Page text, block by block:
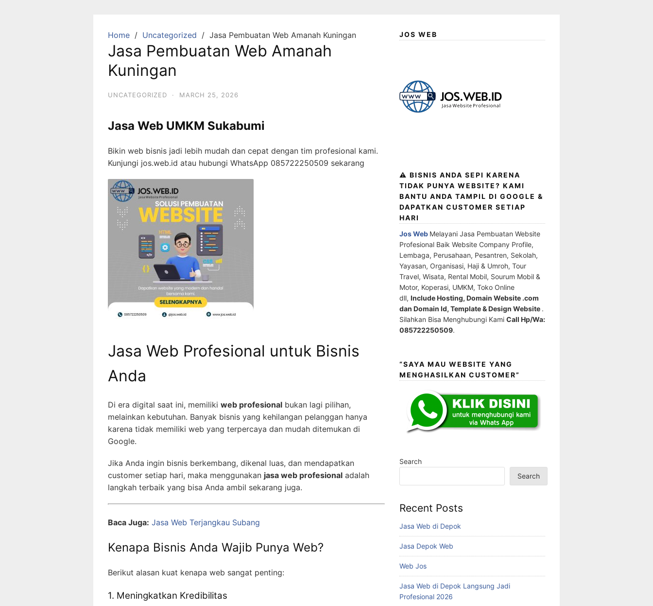
Home Uncategorized Jasa Pembuatan Web Amanah Kuningan
Jasa Pembuatan Web Amanah
Kuningan
UNCATEGORIZED · MARCH 25, 2026
Jasa Web UMKM Sukabumi
Bikin web bisnis jadi lebih mudah dan cepat dengan tim profesional kami.
Kunjungi jos.web.id atau hubungi WhatsApp 085722250509 sekarang
Jasa Web Profesional untuk Bisnis
Anda
Di era digital saat ini, memiliki web profesional bukan lagi pilihan,
melainkan kebutuhan. Banyak bisnis yang kehilangan pelanggan hanya
karena tidak memiliki web yang terpercaya dan mudah ditemukan di
Google.
Jika Anda ingin bisnis berkembang, dikenal luas, dan mendapatkan
customer setiap hari, maka menggunakan jasa web profesional adalah
langkah terbaik yang bisa Anda ambil sekarang juga.
Baca Juga: Jasa Web Terjangkau Subang
Kenapa Bisnis Anda Wajib Punya Web?
Berikut alasan kuat kenapa web sangat penting:
1. Meningkatkan Kredibilitas
JOS WEB
⚠️ BISNIS ANDA SEPI KARENA
TIDAK PUNYA WEBSITE? KAMI
BANTU ANDA TAMPIL DI GOOGLE &
DAPATKAN CUSTOMER SETIAP
HARI
Jos Web Melayani Jasa Pembuatan Website
Profesional Baik Website Company Profile,
Lembaga, Perusahaan, Pesantren, Sekolah,
Yayasan, Organisasi, Haji & Umroh, Tour
Travel, Wisata, Rental Mobil, Sourum Mobil &
Motor, Koperasi, UMKM, Toko Online
dll, Include Hosting, Domain Website .com
dan Domain Id, Template & Design Website .
Silahkan Bisa Menghubungi Kami Call Hp/Wa:
085722250509.
“SAYA MAU WEBSITE YANG
MENGHASILKAN CUSTOMER”
Search
Search
Recent Posts
Jasa Web di Depok
Jasa Depok Web
Web Jos
Jasa Web di Depok Langsung Jadi
Profesional 2026